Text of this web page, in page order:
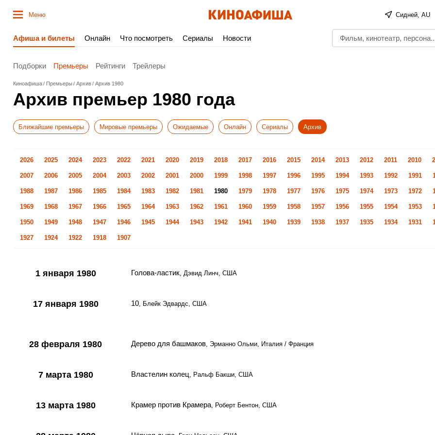
Меню Сидней, AU
Афиша и билеты Онлайн Что посмотреть Сериалы Новости
Подборки Премьеры Рейтинги Трейлеры
Киноафиша Премьеры Архив Архив 1980
Архив премьер 1980 года
Ближайшие премьеры Мировые премьеры Ожидаемые Онлайн Сериалы Архив
2026 2025 2024 2023 2022 2021 2020 2019 2018 2017 2016 2015 2014 2013 2012 2011 2010
2007 2006 2005 2004 2003 2002 2001 2000 1999 1998 1997 1996 1995 1994 1993 1992 1991
1988 1987 1986 1985 1984 1983 1982 1981 1980 1979 1978 1977 1976 1975 1974 1973 1972
1969 1968 1967 1966 1965 1964 1963 1962 1961 1960 1959 1958 1957 1956 1955 1954 1953
1950 1949 1948 1947 1946 1945 1944 1943 1942 1941 1940 1939 1938 1937 1935 1934 1931
1927 1924 1922 1918 1907
1 января 1980 Голова-ластик, Дэвид Линч, США
17 января 1980 10, Блейк Эдвардс, США
28 февраля 1980 Дерево для башмаков, Эрманно Ольми, Италия / Франция
7 марта 1980 Властелин колец, Ральф Бакши, США
13 марта 1980 Крамер против Крамера, Роберт Бентон, США